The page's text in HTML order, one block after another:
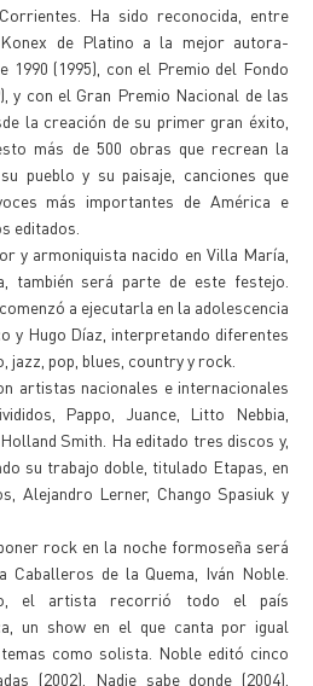
Ha sido reconocida, entre
de Platino a la mejor autora-
1990 (1995), con el Premio del Fondo
y con el Gran Premio Nacional de las
la creación de su primer gran éxito,
más de 500 obras que recrean la
pueblo y su paisaje, canciones que
más importantes de América e
editados.
y armoniquista nacido en Villa María,
también será parte de este festejo.
a ejecutarla en la adolescencia
y Hugo Díaz, interpretando diferentes
pop, blues, country y rock.
artistas nacionales e internacionales
Pappo, Juance, Litto Nebbia,
Smith. Ha editado tres discos y,
su trabajo doble, titulado Etapas, en
Alejandro Lerner, Chango Spasiuk y
rock en la noche formoseña será
Caballeros de la Quema, Iván Noble.
el artista recorrió todo el país
un show en el que canta por igual
como solista. Noble editó cinco
(2002), Nadie sabe donde (2004),